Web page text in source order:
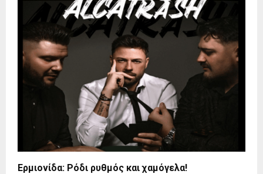
Ερμιονίδα: Ρόδι ρυθμός και χαμόγελα!